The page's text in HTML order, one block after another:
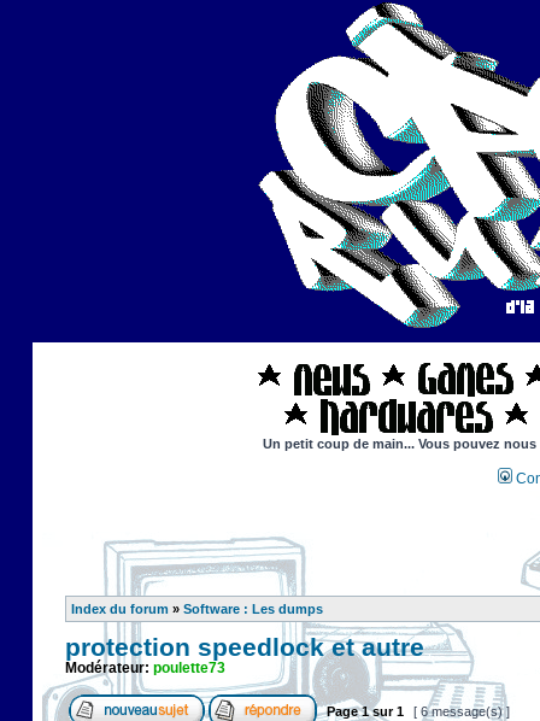
Un petit coup de main... Vous pouvez
Index du forum » Software : Les dumps
protection speedlock et autre
Modérateur: poulette73
Page1sur1 [ 6 message(s) ]